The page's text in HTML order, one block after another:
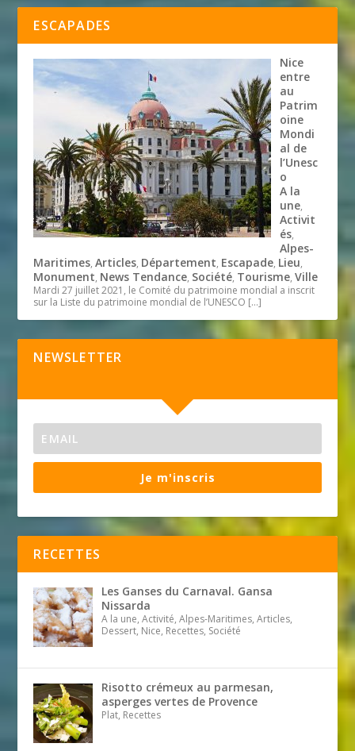
ESCAPADES
Nice
entre
au
Patrim
oine
Mondi
al de
l’Unesc
o
A la
une,
Activit
és,
Alpes-
Maritimes,Articles, Département, Escapade, Lieu,
Monument, News Tendance, Société, Tourisme,Ville
Mardi 27 juillet 2021, le Comité du patrimoine mondial a inscrit
sur la Liste du patrimoine mondial de l’UNESCO […]
NEWSLETTER
Je m'inscris
RECETTES
Les Ganses du Carnaval. Gansa
Nissarda
A la une, Activité, Alpes-Maritimes, Articles,
Dessert, Nice, Recettes, Société
Risotto crémeux au parmesan,
asperges vertes de Provence
Plat, Recettes